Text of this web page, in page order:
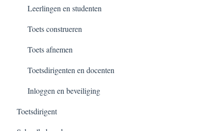
Leerlingen en studenten
Toets construeren
Toets afnemen
Toetsdirigenten en docenten
Inloggen en beveiliging
Toetsdirigent